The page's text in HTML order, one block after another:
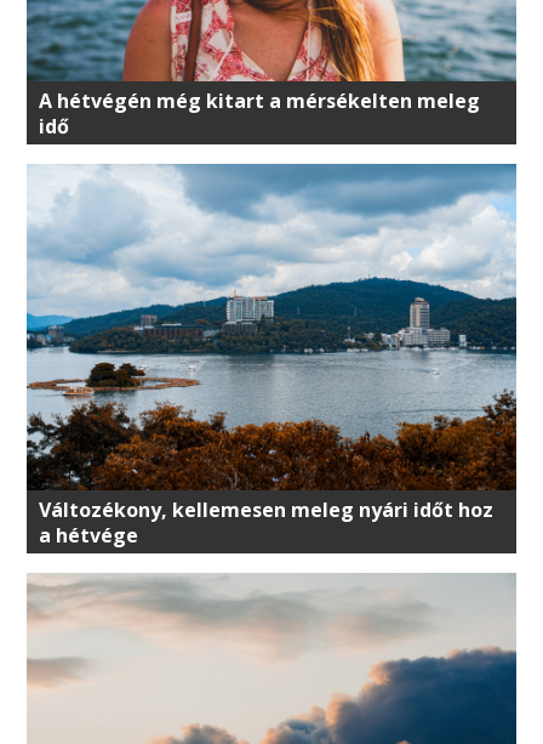
A hétvégén még kitart a mérsékelten meleg
idő
Változékony, kellemesen meleg nyári időt hoz
a hétvége